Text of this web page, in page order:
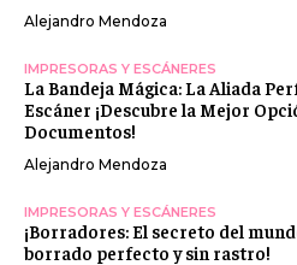
Alejandro Mendoza
IMPRESORAS Y ESCÁNERES
La Bandeja Mágica: La Aliada
Escáner ¡Descubre la Mejor
Documentos!
Alejandro Mendoza
IMPRESORAS Y ESCÁNERES
¡Borradores: El secreto del
borrado perfecto y sin rastro!